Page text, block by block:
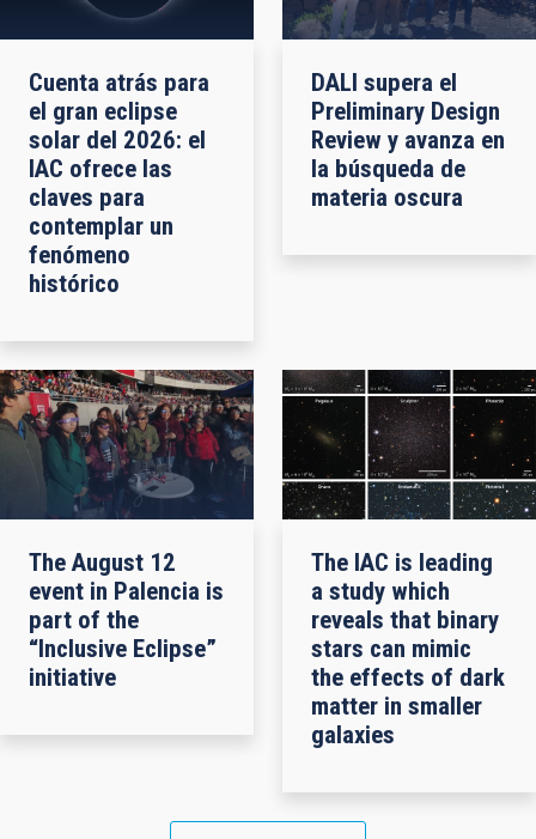
Cuenta atrás para
el gran eclipse
solar del 2026: el
IAC ofrece las
claves para
contemplar un
fenómeno
histórico
DALI supera el
Preliminary Design
Review y avanza en
la búsqueda de
materia oscura
The August 12
event in Palencia is
part of the
“Inclusive Eclipse”
initiative
The IAC is leading
a study which
reveals that binary
stars can mimic
the effects of dark
matter in smaller
galaxies